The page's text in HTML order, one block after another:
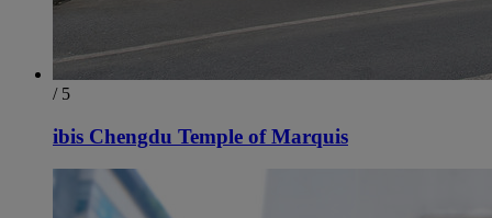
/ 5
ibis Chengdu Temple of Marquis